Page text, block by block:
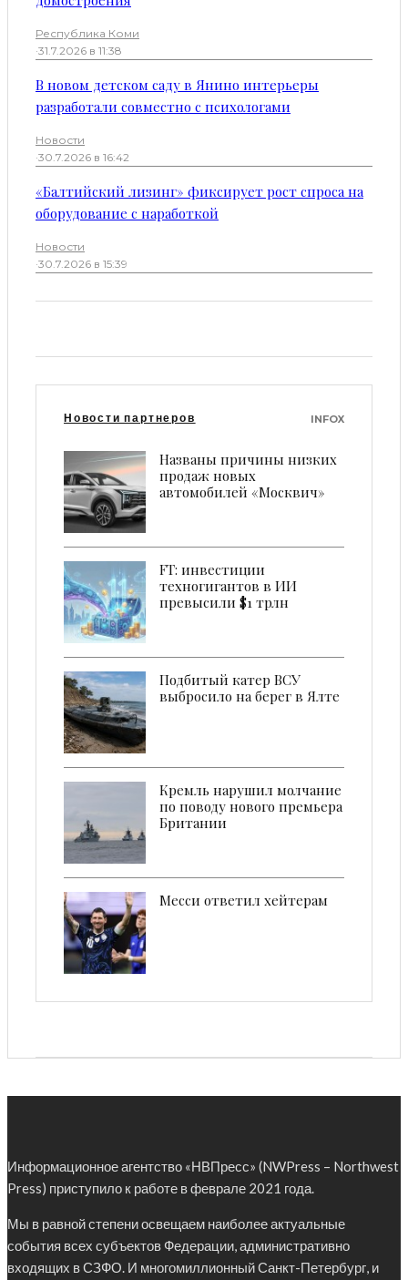
Республика Коми
·31.7.2026 в 11:38
В новом детском саду в Янино интерьеры
разработали совместно с психологами
Новости
·30.7.2026 в 16:42
«Балтийский лизинг» фиксирует рост спроса на
оборудование с наработкой
Новости
·30.7.2026 в 15:39
Новости партнеров INFOX
Названы причины низких
продаж новых
автомобилей «Москвич»
FT: инвестиции
техногигантов в ИИ
превысили $1 трлн
Подбитый катер ВСУ
выбросило на берег в Ялте
Кремль нарушил молчание
по поводу нового премьера
Британии
Месси ответил хейтерам
Информационное агентство «НВПресс» (NWPress – Northwest
Press) приступило к работе в феврале 2021 года.
Мы в равной степени освещаем наиболее актуальные
события всех субъектов Федерации, административно
входящих в СЗФО. И многомиллионный Санкт-Петербург, и